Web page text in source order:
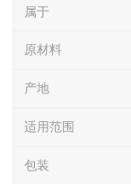
属于
原材料
产地
适用范围
包装